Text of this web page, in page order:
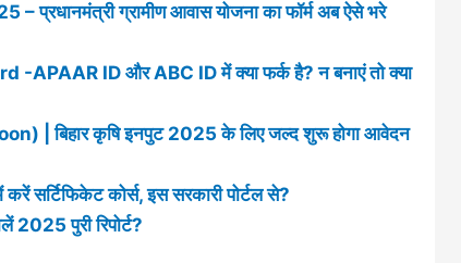
ग्रामीण आवास योजना का फॉर्म अब ऐसे भरे
ID और ABC ID में क्या फर्क है? न बनाएं तो क्या
बिहार कृषि इनपुट 2025 के लिए जल्द शुरू होगा आवेदन
कोर्स, इस सरकारी पोर्टल से?
पुरी रिपोर्ट?